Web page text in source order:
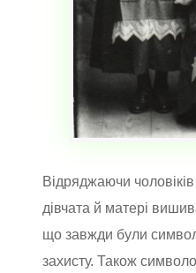
Відряджаючи
дівчата й матері
що завжди були
захисту. Також